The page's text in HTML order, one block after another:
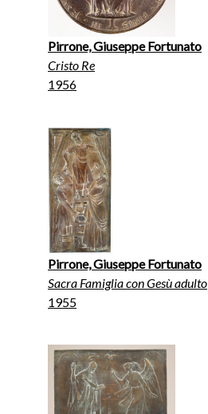
Pirrone, Giuseppe Fortunato
Cristo Re
1956
Pirrone, Giuseppe Fortunato
Sacra Famiglia con Gesù adulto
1955